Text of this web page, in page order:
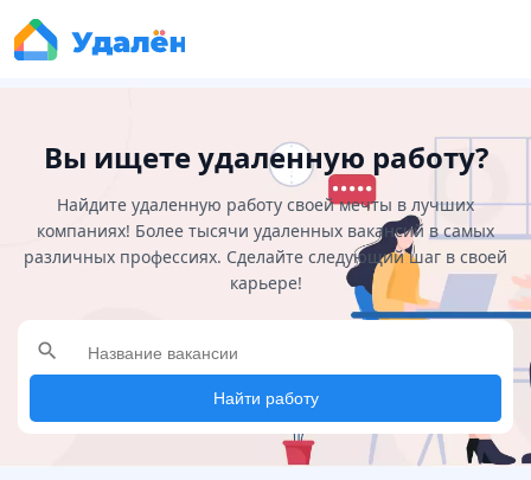
Вы ищете удаленную работу?
Найдите удаленную работу своей мечты в лучших
компаниях! Более тысячи удаленных вакансий в самых
различных профессиях. Сделайте следующий шаг в своей
карьере!
search
Найти работу